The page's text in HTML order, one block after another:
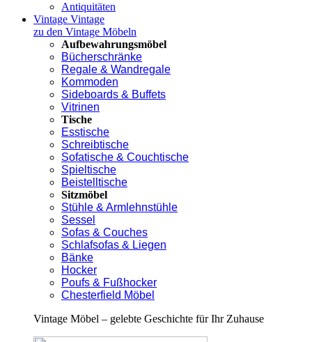
Antiquitäten
Vintage Vintage
zu den Vintage Möbeln
Aufbewahrungsmöbel
Bücherschränke
Regale & Wandregale
Kommoden
Sideboards & Buffets
Vitrinen
Tische
Esstische
Schreibtische
Sofatische & Couchtische
Spieltische
Beistelltische
Sitzmöbel
Stühle & Armlehnstühle
Sessel
Sofas & Couches
Schlafsofas & Liegen
Bänke
Hocker
Poufs & Fußhocker
Chesterfield Möbel
Vintage Möbel – gelebte Geschichte für Ihr Zuhause